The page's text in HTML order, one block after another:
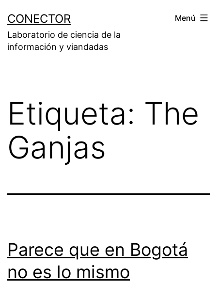
contenido
CONECTOR
Laboratorio de ciencia de la
información y viandadas
Menú
Etiqueta: The
Ganjas
Parece que en Bogotá
no es lo mismo